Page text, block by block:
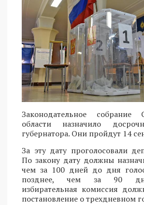
Законодательное собрание
области назначило
губернатора. Они пройдут 14
За эту дату проголосовали
По закону дату должны
чем за 100 дней до дня
позднее, чем за 90
избирательная комиссия
постановление о трехдневном